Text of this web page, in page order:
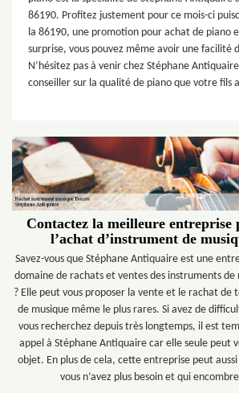
86190. Profitez justement pour ce mois-ci
la 86190, une promotion pour achat de piano
surprise, vous pouvez même avoir une facilité
N’hésitez pas à venir chez Stéphane
conseiller sur la qualité de piano que votre fils
Contactez la meilleure entreprise
l’achat d’instrument de
Savez-vous que Stéphane Antiquaire est une
domaine de rachats et ventes des instruments de
? Elle peut vous proposer la vente et le rachat de
de musique même le plus rares. Si avez de
vous recherchez depuis très longtemps, il est
appel à Stéphane Antiquaire car elle seule peut
objet. En plus de cela, cette entreprise peut
vous n’avez plus besoin et qui